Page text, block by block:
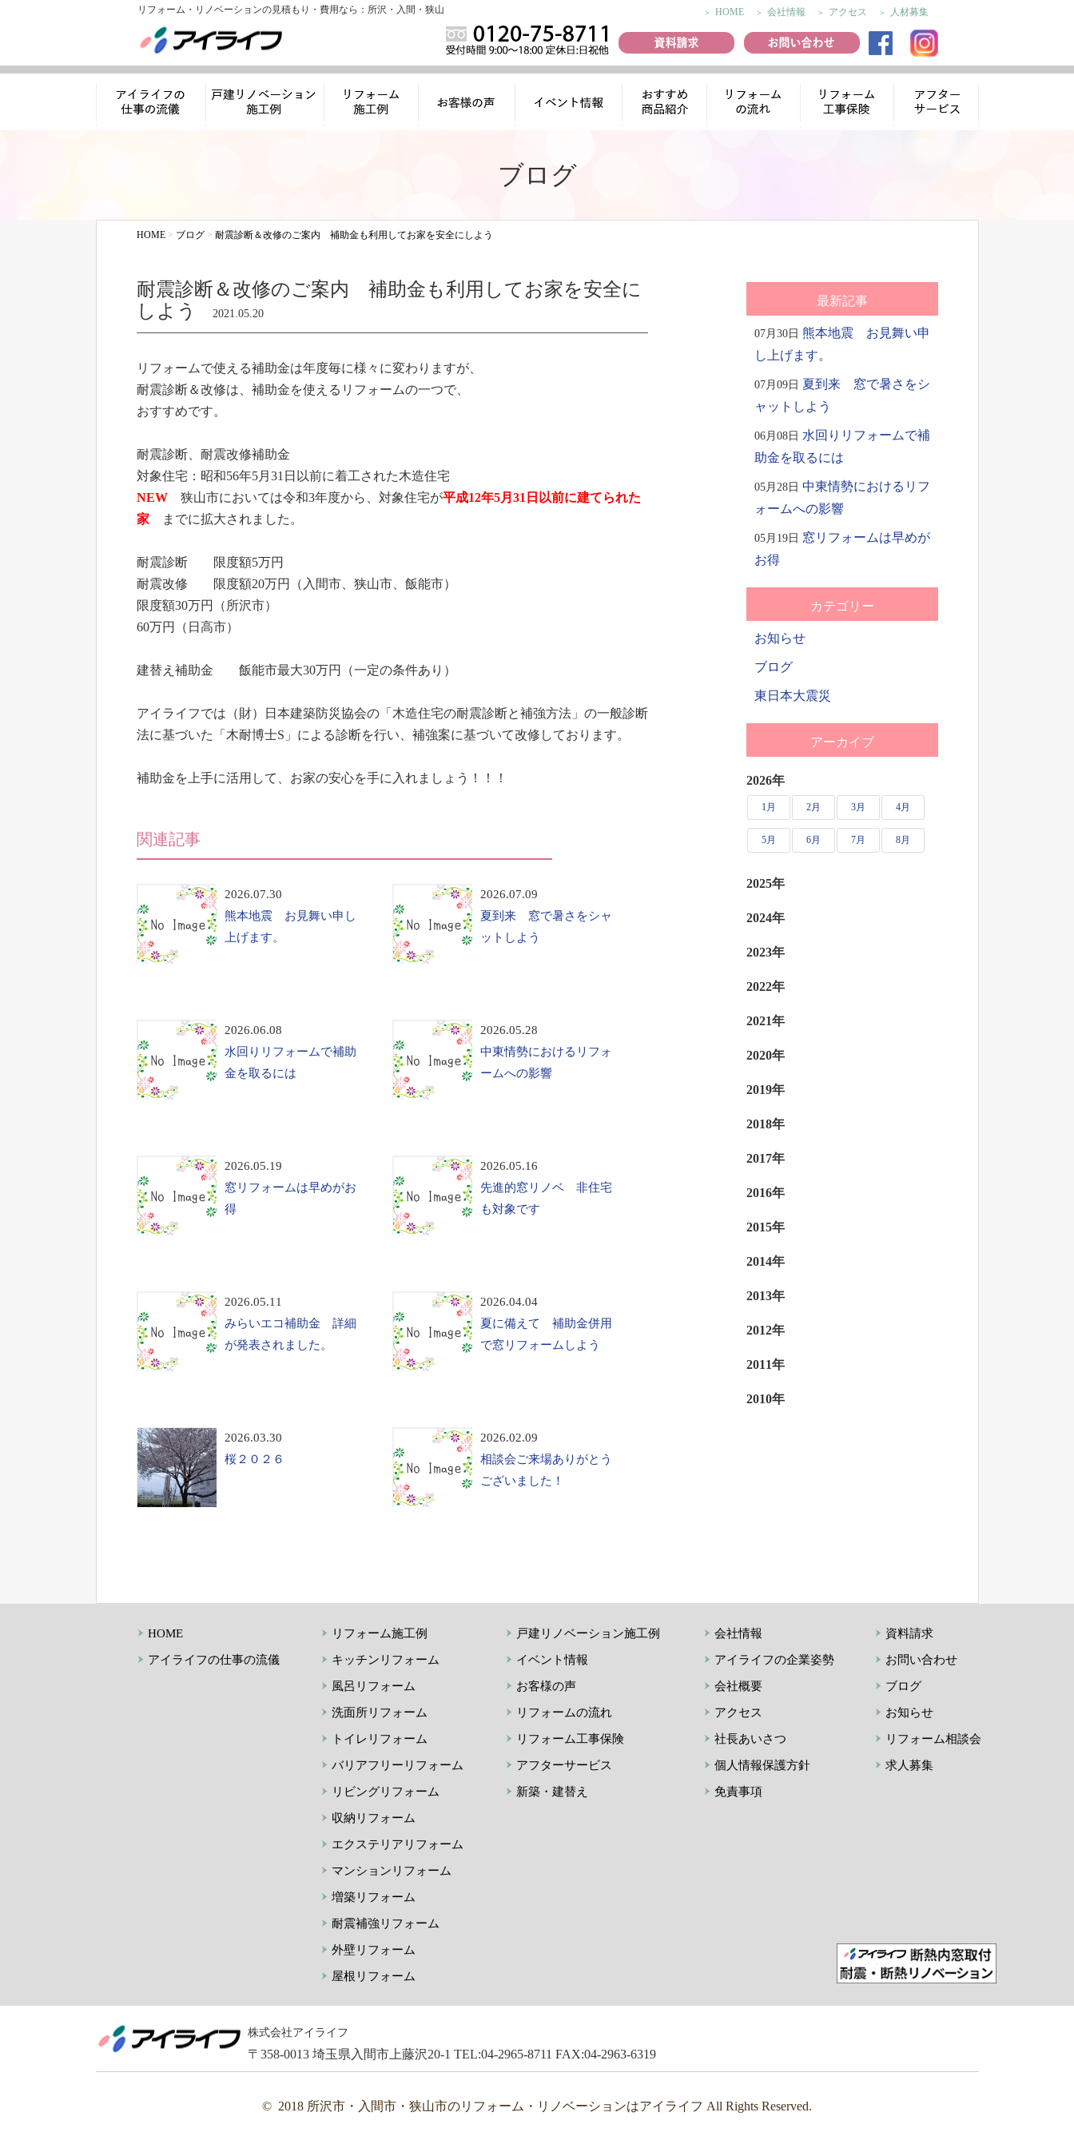
HOME 会社情報 アクセス 人材募集
リフォーム・リノベーションの見積もり・費用なら：所沢・入間・狭山
ブログ
HOME> ブログ> 耐震診断＆改修のご案内 補助金も利用してお家を安全にしよう
耐震診断＆改修のご案内 補助金も利用してお家を安全に
しよう
2021.05.20
リフォームで使える補助金は年度毎に様々に変わりますが、
耐震診断＆改修は、補助金を使えるリフォームの一つで、
おすすめです。
耐震診断、耐震改修補助金
対象住宅：昭和56年5月31日以前に着工された木造住宅
NEW 狭山市においては令和3年度から、対象住宅が平成12年5月31日以前に建てられた
家までに拡大されました。
耐震診断 限度額5万円
耐震改修 限度額20万円（入間市、狭山市、飯能市）
限度額30万円（所沢市）
60万円（日高市）
建替え補助金 飯能市最大30万円（一定の条件あり）
アイライフでは（財）日本建築防災協会の「木造住宅の耐震診断と補強方法」の一般診断
法に基づいた「木耐博士S」による診断を行い、補強案に基づいて改修しております。
補助金を上手に活用して、お家の安心を手に入れましょう！！！
関連記事
2026.07.30
熊本地震 お見舞い申し
上げます。
2026.07.09
夏到来 窓で暑さをシャ
ットしよう
2026.06.08
水回りリフォームで補助
金を取るには
2026.05.28
中東情勢におけるリフォ
ームへの影響
2026.05.19
窓リフォームは早めがお
得
2026.05.16
先進的窓リノベ 非住宅
も対象です
2026.05.11
みらいエコ補助金 詳細
が発表されました。
2026.04.04
夏に備えて 補助金併用
で窓リフォームしよう
2026.03.30
桜２０２６
2026.02.09
相談会ご来場ありがとう
ございました！
最新記事
07月30日 熊本地震 お見舞い申
し上げます。
07月09日 夏到来 窓で暑さをシ
ャットしよう
06月08日 水回りリフォームで補
助金を取るには
05月28日 中東情勢におけるリフ
ォームへの影響
05月19日 窓リフォームは早めが
お得
カテゴリー
お知らせ
ブログ
東日本大震災
アーカイブ
2026年
1月 2月 3月 4月
5月 6月 7月 8月
2025年
2024年
2023年
2022年
2021年
2020年
2019年
2018年
2017年
2016年
2015年
2014年
2013年
2012年
2011年
2010年
HOME
アイライフの仕事の流儀
リフォーム施工例
キッチンリフォーム
風呂リフォーム
洗面所リフォーム
トイレリフォーム
バリアフリーリフォーム
リビングリフォーム
収納リフォーム
エクステリアリフォーム
マンションリフォーム
増築リフォーム
耐震補強リフォーム
外壁リフォーム
屋根リフォーム
戸建リノベーション施工例
イベント情報
お客様の声
リフォームの流れ
リフォーム工事保険
アフターサービス
新築・建替え
会社情報
アイライフの企業姿勢
会社概要
アクセス
社長あいさつ
個人情報保護方針
免責事項
資料請求
お問い合わせ
ブログ
お知らせ
リフォーム相談会
求人募集
株式会社アイライフ
〒358-0013 埼玉県入間市上藤沢20-1 TEL:04-2965-8711 FAX:04-2963-6319
© 2018 所沢市・入間市・狭山市のリフォーム・リノベーションはアイライフ All Rights Reserved.